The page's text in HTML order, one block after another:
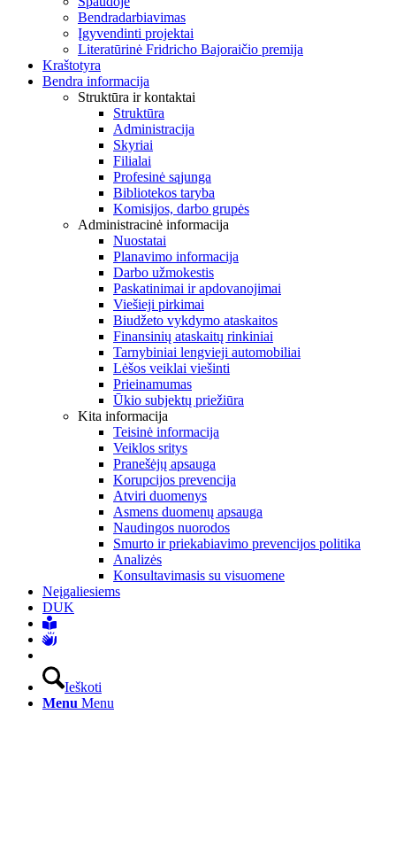
Bendradarbiavimas
Įgyvendinti projektai
Literatūrinė Fridricho Bajoraičio premija
Kraštotyra
Bendra informacija
Struktūra ir kontaktai
Struktūra
Administracija
Skyriai
Filialai
Profesinė sąjunga
Bibliotekos taryba
Komisijos, darbo grupės
Administracinė informacija
Nuostatai
Planavimo informacija
Darbo užmokestis
Paskatinimai ir apdovanojimai
Viešieji pirkimai
Biudžeto vykdymo ataskaitos
Finansinių ataskaitų rinkiniai
Tarnybiniai lengvieji automobiliai
Lėšos veiklai viešinti
Prieinamumas
Ūkio subjektų priežiūra
Kita informacija
Teisinė informacija
Veiklos sritys
Pranešėjų apsauga
Korupcijos prevencija
Atviri duomenys
Asmens duomenų apsauga
Naudingos nuorodos
Smurto ir priekabiavimo prevencijos politika
Analizės
Konsultavimasis su visuomene
Neįgaliesiems
DUK
Ieškoti
Menu Menu